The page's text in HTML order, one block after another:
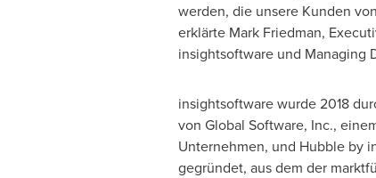
werden, die unsere Kunden
erklärte Mark Friedman,
insightsoftware und Managing
insightsoftware wurde 2018
von Global Software, Inc.,
Unternehmen, und Hubble by
gegründet, aus dem der